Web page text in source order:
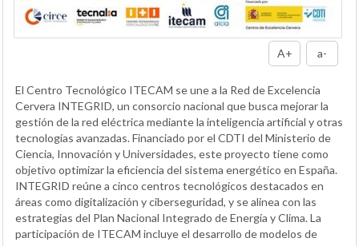
A+ a-
El Centro Tecnológico ITECAM se une a la Red de Excelencia
Cervera INTEGRID, un consorcio nacional que busca mejorar la
gestión de la red eléctrica mediante la inteligencia artificial y otras
tecnologías avanzadas. Financiado por el CDTI del Ministerio de
Ciencia, Innovación y Universidades, este proyecto tiene como
objetivo optimizar la eficiencia del sistema energético en España.
INTEGRID reúne a cinco centros tecnológicos destacados en
áreas como digitalización y ciberseguridad, y se alinea con las
estrategias del Plan Nacional Integrado de Energía y Clima. La
participación de ITECAM incluye el desarrollo de modelos de